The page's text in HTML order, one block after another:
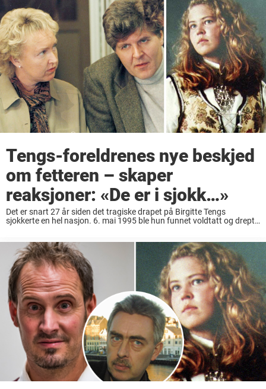
Tengs-foreldrenes nye beskjed
om fetteren – skaper
reaksjoner: «De er i sjokk…»
Det er snart 27 år siden det tragiske drapet på Birgitte Tengs
sjokkerte en hel nasjon. 6. mai 1995 ble hun funnet voldtatt og drept